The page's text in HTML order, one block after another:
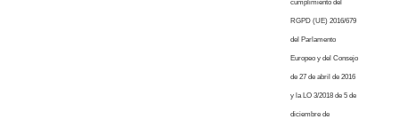
cumplimiento del
RGPD (UE) 2016/679
del Parlamento
Europeo y del Consejo
de 27 de abril de 2016
y la LO 3/2018 de 5 de
diciembre de